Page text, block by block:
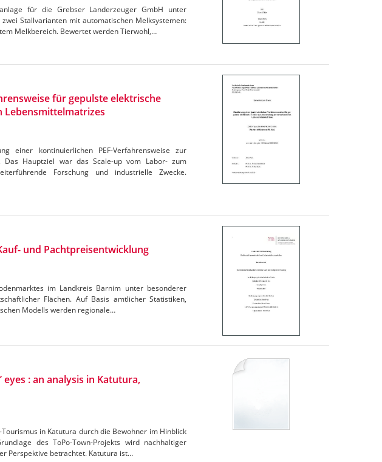
für die Grebser Landerzeuger GmbH unter
Stallvarianten mit automatischen Melksystemen:
Melkbereich. Bewertet werden Tierwohl,…
für gepulste elektrische
Lebensmittelmatrizes
einer kontinuierlichen PEF-Verfahrensweise zur
Das Hauptziel war das Scale-up vom Labor- zum
Forschung und industrielle Zwecke.
und Pachtpreisentwicklung
im Landkreis Barnim unter besonderer
Flächen. Auf Basis amtlicher Statistiken,
Modells werden regionale…
: an analysis in Katutura,
in Katutura durch die Bewohner im Hinblick
des ToPo-Town-Projekts wird nachhaltiger
Perspektive betrachtet. Katutura ist…